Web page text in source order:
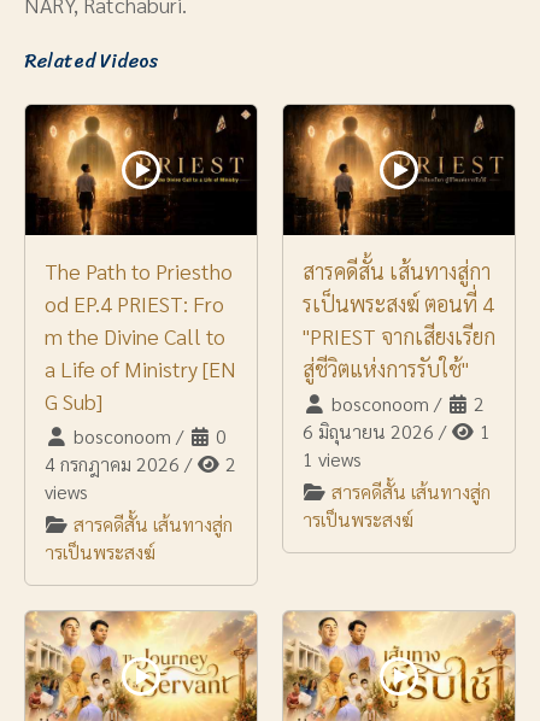
Related Videos
The Path to Priestho
od EP.4 PRIEST: Fro
m the Divine Call to
a Life of Ministry [EN
G Sub]
bosconoom /
0
4 กรกฎาคม 2026 /
2
views
สารคดีสั้น เส้นทางสู่ก
ารเป็นพระสงฆ์
สารคดีสั้น เส้นทางสู่กา
รเป็นพระสงฆ์ ตอนที่ 4
"PRIEST จากเสียงเรียก
สู่ชีวิตแห่งการรับใช้"
bosconoom /
2
6 มิถุนายน 2026 /
1
1 views
สารคดีสั้น เส้นทางสู่ก
ารเป็นพระสงฆ์